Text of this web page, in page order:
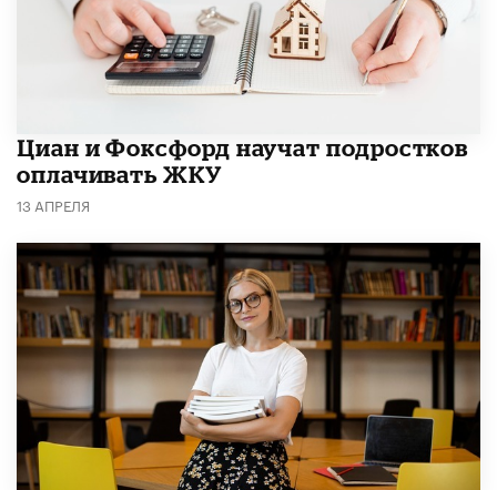
Циан и Фоксфорд научат подростков
оплачивать ЖКУ
13 АПРЕЛЯ